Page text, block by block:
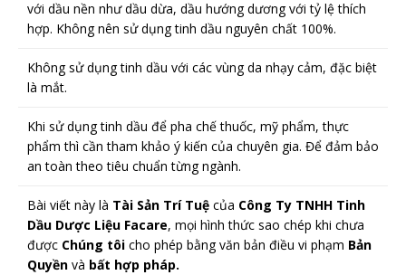
với dầu nền như dầu dừa, dầu hướng dương với tỷ lệ thích
hợp. Không nên sử dụng tinh dầu nguyên chất 100%.
Không sử dụng tinh dầu với các vùng da nhạy cảm, đặc biệt
là mắt.
Khi sử dụng tinh dầu để pha chế thuốc, mỹ phẩm, thực
phẩm thì cần tham khảo ý kiến của chuyên gia. Để đảm bảo
an toàn theo tiêu chuẩn từng ngành.
Bài viết này là Tài Sản Trí Tuệ của Công Ty TNHH Tinh
Dầu Dược Liệu Facare, mọi hình thức sao chép khi chưa
được Chúng tôi cho phép bằng văn bản điều vi phạm Bản
Quyền và bất hợp pháp.